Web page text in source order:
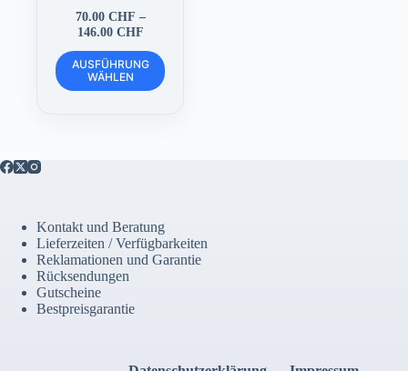
70.00 CHF –
146.00 CHFPreisspanne:
bis
146.00 CHF
AUSFÜHRUNG
WÄHLEN
Dieses
Produkt
weist
der
Produktseite
gewählt
werden
Kontakt und Beratung
Lieferzeiten / Verfügbarkeiten
Reklamationen und Garantie
Rücksendungen
Gutscheine
Bestpreisgarantie